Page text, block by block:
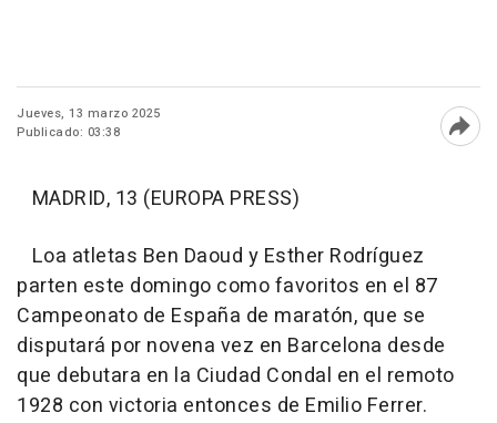
Jueves, 13 marzo 2025
Publicado: 03:38
MADRID, 13 (EUROPA PRESS)
Loa atletas Ben Daoud y Esther Rodríguez
parten este domingo como favoritos en el 87
Campeonato de España de maratón, que se
disputará por novena vez en Barcelona desde
que debutara en la Ciudad Condal en el remoto
1928 con victoria entonces de Emilio Ferrer.